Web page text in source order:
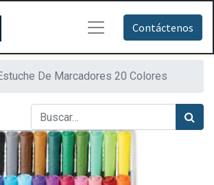
Contáctenos
De Marcadores 20 Colores